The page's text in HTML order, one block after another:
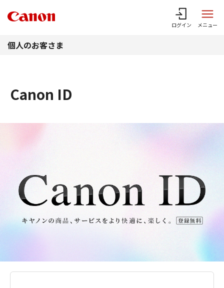
ログイン メニュー
個人のお客さま
Canon ID